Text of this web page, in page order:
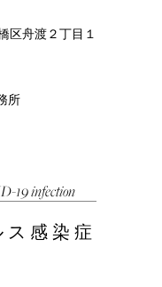
区舟渡２丁目１
事務所
19 infection
感染症